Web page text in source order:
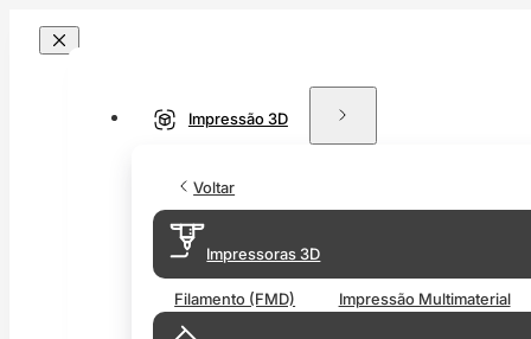
Impressão 3D
Voltar
Impressoras 3D
Filamento (FMD) Impressão Multimaterial